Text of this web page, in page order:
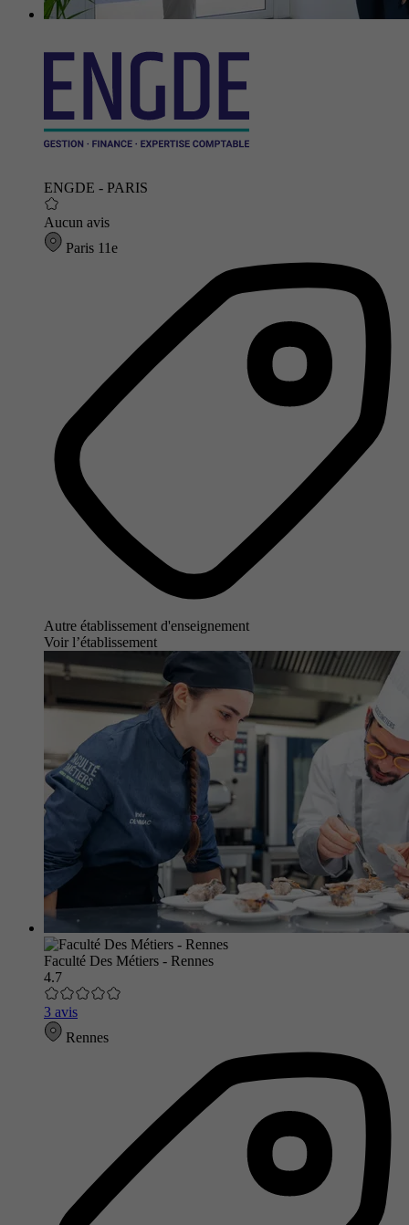
ENGDE - PARIS
Aucun avis
Paris 11e
Autre établissement d'enseignement
Voir l’établissement
Faculté Des Métiers - Rennes
4.7
3 avis
Rennes